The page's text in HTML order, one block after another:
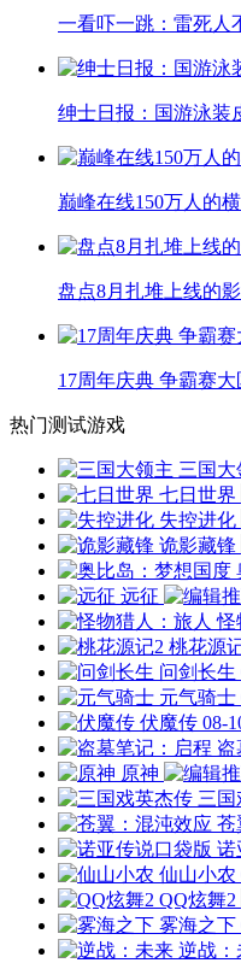
一看吓一跳：雷死人
绅士日报：国游泳装
巅峰在线150万人的
盘点8月扎堆上线的
17周年庆典 争霸赛
热门测试游戏
三国大
七日世界
失控进化
诡影藏锋
远征
怪
桃花源
问剑长生
元气骑士
伏魔传 08-
盗
原神
三国
苍
诺
仙山小农
QQ炫舞2
雾海之下
逆战：